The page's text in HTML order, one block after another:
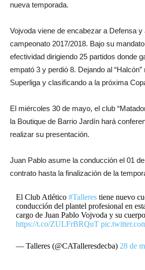
nueva temporada.
Vojvoda viene de encabezar a Defensa y
campeonato 2017/2018. Bajo su
efectividad dirigiendo 25 partidos donde
empató 3 y perdió 8. Dejando al “Halcón”
Superliga y clasificando a la próxima
El miércoles 30 de mayo, el club
la Boutique de Barrio Jardín hará
realizar su presentación.
Juan Pablo asume la conducción el 01
contrato hasta la finalización de la
El Club Atlético#Talleres tiene nuevo
conducción del plantel profesional en
cargo de Juan Pablo Vojvoda y su
https://t.co/ZULFrBRQuT
— Talleres (@CATalleresdecba) 28 de